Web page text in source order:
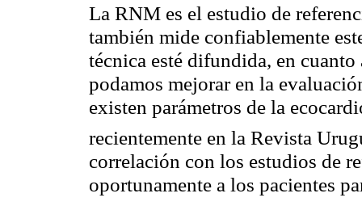
La RNM es el estudio de
también mide confiablemente
técnica esté difundida, en
podamos mejorar en la
existen parámetros de la
recientemente en la Revista
correlación con los estudios de
oportunamente a los pacientes